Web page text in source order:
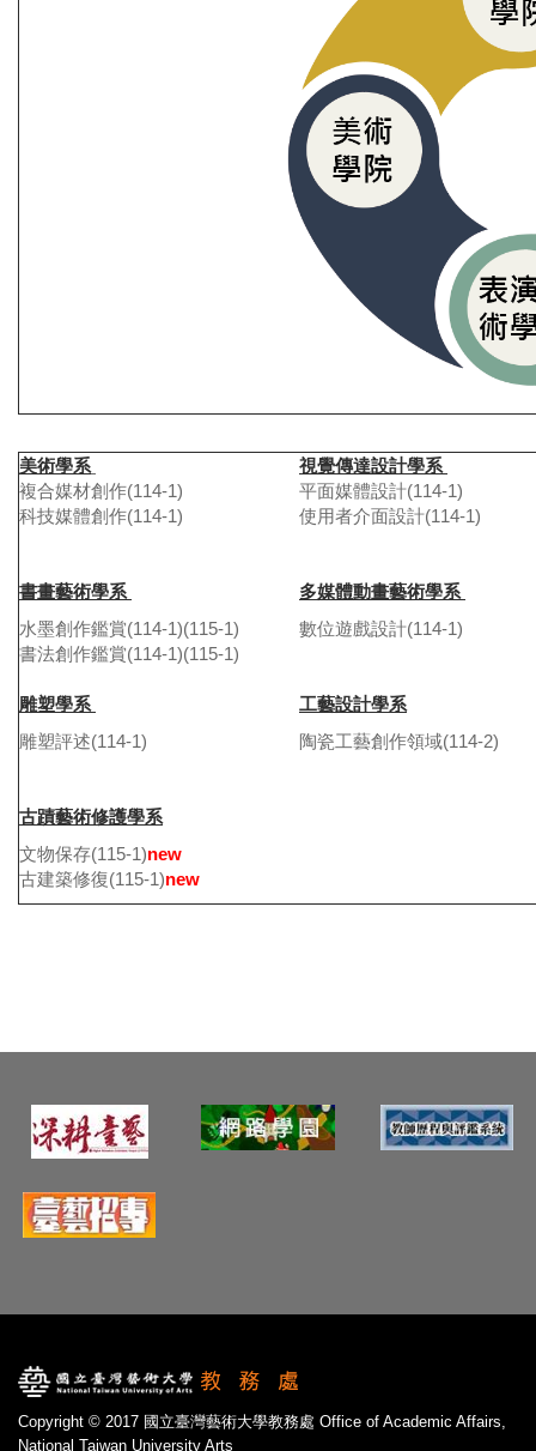
美術學系
複合媒材創作(114-1)
科技媒體創作(114-1)
視覺傳達設計學系
平面媒體設計(114-1)
使用者介面設計(114-1)
書畫藝術學系
水墨創作鑑賞(114-1)(115-1)
書法創作鑑賞(114-1)(115-1)
多媒體動畫藝術學系
數位遊戲設計(114-1)
雕塑學系
雕塑評述(114-1)
工藝設計學系
陶瓷工藝創作領域(114-2)
古蹟藝術修護學系
文物保存(115-1)new
古建築修復(115-1)new
Copyright © 2017 國立臺灣藝術大學教務處 Office of Academic Affairs,
National Taiwan University Arts